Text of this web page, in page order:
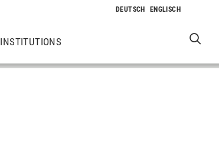
INSTITUTIONS